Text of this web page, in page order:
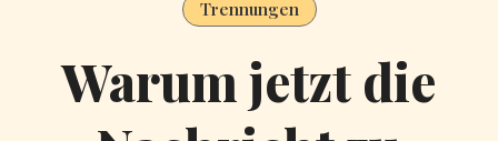
Trennungen
Warum jetzt die